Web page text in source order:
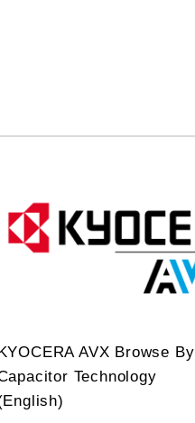
AVX Browse By
Technology